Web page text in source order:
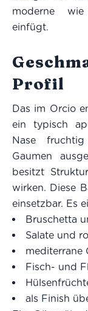
moderne wie
einfügt.
Profil
Das im Orcio
ein typisch
Nase
Gaumen
besitzt
wirken. Diese
einsetzbar. Es
Bruschetta
Salate und
mediterrane
Fisch- und
als Finish